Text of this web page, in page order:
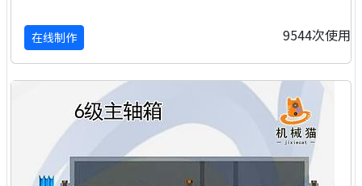
在线制作 9544次使用